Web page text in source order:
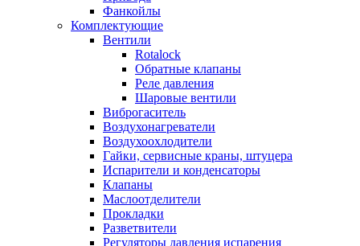
Фанкойлы
Комплектующие
Вентили
Rotalock
Обратные клапаны
Реле давления
Шаровые вентили
Виброгаситель
Воздухонагреватели
Воздухоохлодители
Гайки, сервисные краны, штуцера
Испарители и конденсаторы
Клапаны
Маслоотделители
Прокладки
Разветвители
Регуляторы давления испарения